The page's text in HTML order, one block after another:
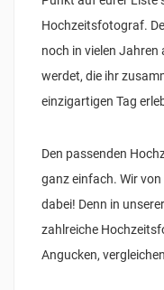
Hochzeitsfotograf.
noch in vielen Jahren
werdet, die ihr
einzigartigen Tag
Den passenden
ganz einfach. Wir
dabei! Denn in
zahlreiche
Angucken,